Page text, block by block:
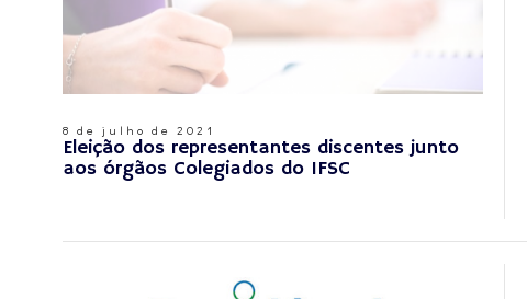
8 de julho de 2021
Eleição dos representantes discentes junto
aos órgãos Colegiados do IFSC